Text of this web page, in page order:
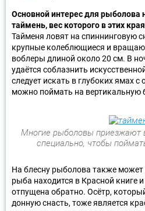
Основной интерес для рыболова
таймень, вес которого в этих
Тайменя ловят на спиннинговую
крупные колеблющиеся и
воблеры длиной около 20 см. В
удаётся соблазнить
следует искать в глубоких ямах с
можно поймать на вертикальную
Многие рыболовы приезжают
специально, чтобы
На блесну рыболова также может
рыба находится в Красной книге
отпущена обратно. Осётр,
донную снасть, тоже является